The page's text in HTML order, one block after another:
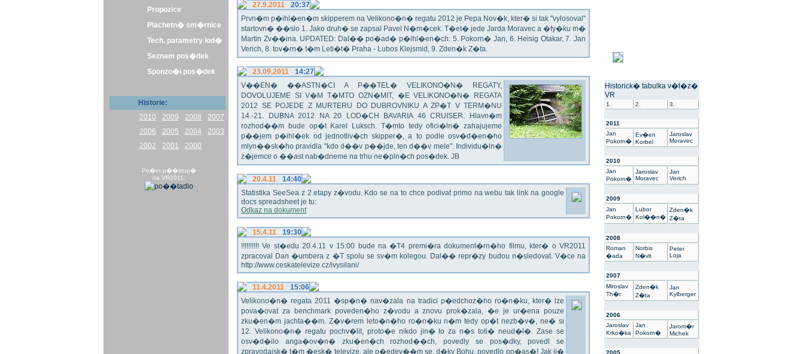
Propozice
Plachetn� sm�rnice
Tech. parametry lod�
Seznam pos�dek
Sponzo�i pos�dek
Historie:
2010
2009 2008
2007
2006
2005 2004
2003
2002
2001 2000
Po�et p��stup�
na VR2011:
27.9.2011
20:37
Prvn�m p�ihl�en�m skipperem na Velikono�n� regatu 2012 je Pepa Nov�k, kter� si tak "vylosoval"
startovn� ��slo 1. Jako druh� se zapsal Pavel N�m�cek. T�et� jede Jarda Moravec a �ty�ku m�
Martin Zv��ina. UPDATED: Dal�� po�ad� p�ihl�en�ch: 5. Pokorn� Jan, 6. Heisig Otakar, 7. Jan
Verich, 8. tov�rn� t�m Leti�t� Praha - Lubos Klejsmid, 9. Zden�k Z�ta.
23.09.2011
14:27
V��EN� ��ASTN�CI A P��TEL� VELIKONO�N� REGATY,
DOVOLUJEME SI V�M T�MTO OZN�MIT, �E VELIKONO�N� REGATA
2012 SE POJEDE Z MURTERU DO DUBROVNIKU A ZP�T V TERM�NU
14.-21. DUBNA 2012 NA 20 LOD�CH BAVARIA 46 CRUISER. Hlavn�m
rozhod��m bude op�t Karel Luksch. T�mto tedy ofici�ln� zahajujeme
p��jem p�ihl�ek od jednotliv�ch skipper�, a to podle osv�d�en�ho
mlyn��sk�ho pravidla "kdo d��v p��jde, ten d��v mele". Individu�ln�
z�jemce o ��ast nab�dneme na trhu ne�pln�ch pos�dek. JB
20.4.11
14:40
Statistika SeeSea z 2.etapy z�vodu. Kdo se na to chce podivat primo na webu tak link na google
docs spreadsheet je tu:
Odkaz na dokument
15.4.11
19:30
!!!!!!!!!! Ve st�edu 20.4.11 v 15:00 bude na �T4 premi�ra dokument�rn�ho filmu, kter� o VR2011
zpracoval Dan �umbera z �T spolu se sv�m kolegou. Dal�� repr�zy budou n�sledovat. V�ce na
http://www.ceskatelevize.cz/ivysilani/
11.4.2011
15:06
Velikono�n� regata 2011 �sp�n� nav�zala na tradici p�edchoz�ho ro�n�ku, kter� lze
pova�ovat za benchmark poveden�ho z�vodu a znovu prok�zala, �e je ur�ena pouze
zku�en�m jachta��m. Z�v�rem leto�n�ho ro�n�ku n�m tedy op�t nezb�v�, ne� si
12. Velikono�n� regatu pochv�lit, proto�e nikdo jin� to za n�s toti� neud�l�. Zase se
osv�d�ilo anga�ov�n� zku�en�ch rozhod��ch, povedly se pos�dky, povedl se
zpravodajsk� t�m �esk� televize, ale p�edev��m se, d�ky Bohu, povedlo po�as�! Jak ji�
Historick� tabulka v�t�z�
VR
1. 2. 3.
2011
Jan
Pokorn�
Ev�en
Korbel
Jaroslav
Moravec
2010
Jan
Pokorn�
Jaroslav
Moravec
Jan
Verich
2009
Jan
Pokorn�
Lubor
Kol��n�
Zden�k
Z�ta
2008
Roman
�ada
Norbis
N�vlt
Peter
Loja
2007
Miroslav
Th�r
Zden�k
Z�ta
Jan
Kylberger
2006
Jaroslav
Krko�ka
Jan
Pokorn�
Jarom�r
Michek
2005